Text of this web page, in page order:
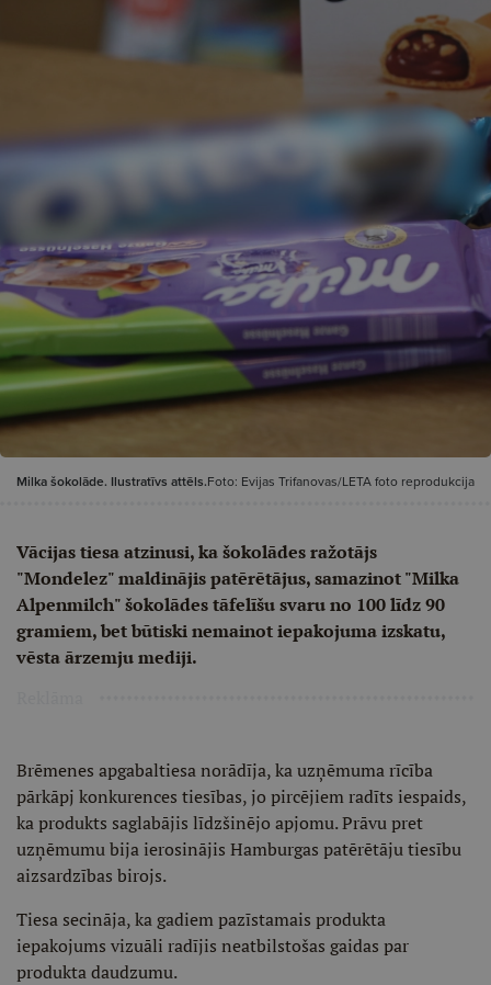
Milka šokolāde. Ilustratīvs attēls.Foto: Evijas Trifanovas/LETA foto reprodukcija
Vācijas tiesa atzinusi, ka šokolādes ražotājs
"Mondelez" maldinājis patērētājus, samazinot "Milka
Alpenmilch" šokolādes tāfelīšu svaru no 100 līdz 90
gramiem, bet būtiski nemainot iepakojuma izskatu,
vēsta ārzemju mediji.
Brēmenes apgabaltiesa norādīja, ka uzņēmuma rīcība
pārkāpj konkurences tiesības, jo pircējiem radīts iespaids,
ka produkts saglabājis līdzšinējo apjomu. Prāvu pret
uzņēmumu bija ierosinājis Hamburgas patērētāju tiesību
aizsardzības birojs.
Tiesa secināja, ka gadiem pazīstamais produkta
iepakojums vizuāli radījis neatbilstošas gaidas par
produkta daudzumu.